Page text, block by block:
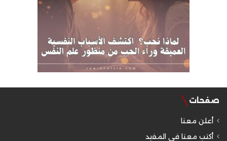
صفحات
أعلن معنا
أكتب معنا في المفيد